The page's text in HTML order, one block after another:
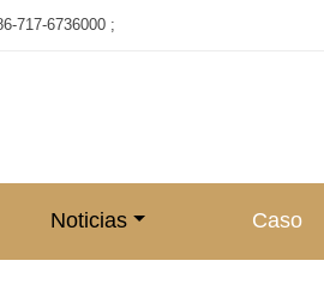
717-6736000 ;
Noticias Caso